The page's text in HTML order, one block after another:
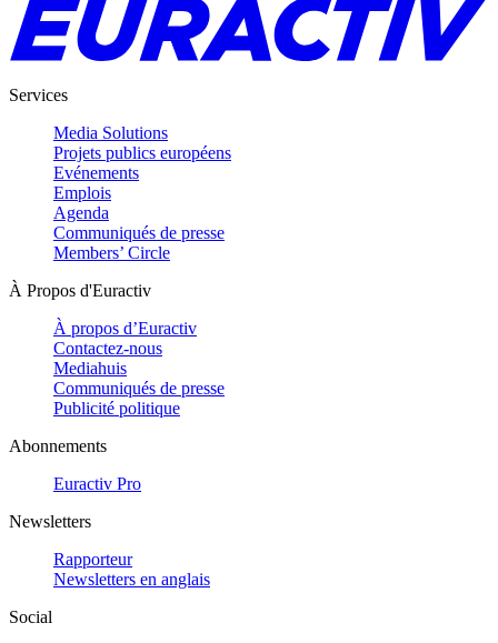
Services
Media Solutions
Projets publics européens
Evénements
Emplois
Agenda
Communiqués de presse
Members’ Circle
À Propos d'Euractiv
À propos d’Euractiv
Contactez-nous
Mediahuis
Communiqués de presse
Publicité politique
Abonnements
Euractiv Pro
Newsletters
Rapporteur
Newsletters en anglais
Social